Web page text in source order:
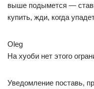
выше подымется —
купить, жди, когда
Oleg
На хуоби нет этого
Уведомление поставь,